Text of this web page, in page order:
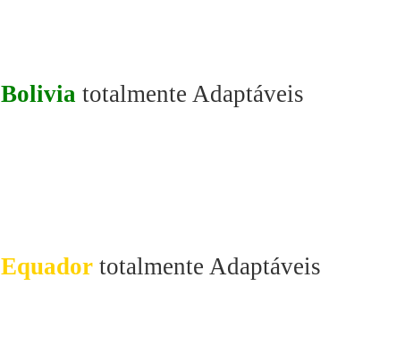
Bolivia totalmente Adaptáveis
Equadortotalmente Adaptáveis